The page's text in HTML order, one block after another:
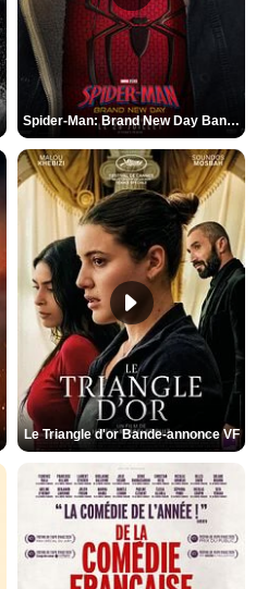
Spider-Man: Brand New Day Bande-annonce VO STFR
Le Triangle d'or Bande-annonce VF